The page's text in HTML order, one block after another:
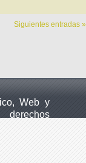
Siguientes entradas »
Web y